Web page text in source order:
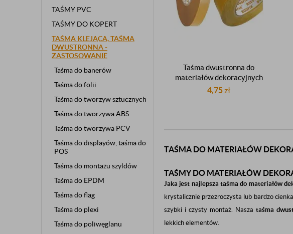
TAŚMY PVC
TAŚMY DO KOPERT
TAŚMA KLEJĄCA, TAŚMA
DWUSTRONNA -
ZASTOSOWANIE
Taśma do banerów
Taśma do folii
Taśma do tworzyw sztucznych
Taśma do tworzywa ABS
Taśma do tworzywa PCV
Taśma do displayów, taśma do
POS
Taśma do montażu szyldów
Taśma do EPDM
Taśma do flag
Taśma do plexi
Taśma do poliwęglanu
Taśma dwustronna do
materiałów dekoracyjnych
foliowa PP samoprzylepna
4,75zł
TAŚMA DO MATERIAŁÓW
TAŚMY DO MATERIAŁÓW
Jaka jest najlepsza taśma do materiałów
krystalicznie przezroczysta lub bardzo
szybki i czysty montaż. Nasza taśma
lekkich elementów.